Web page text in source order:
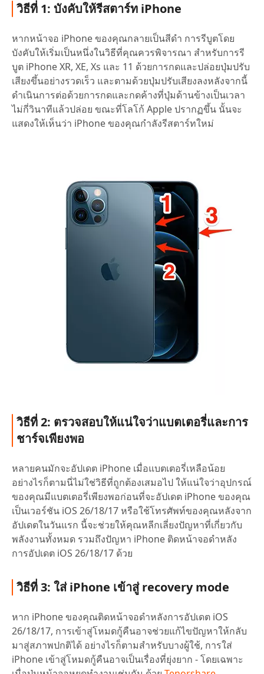
วิธีที่ 1: บังคับให้รีสตาร์ท iPhone
หากหน้าจอ iPhone ของคุณกลายเป็นสีดำ การรีบูตโดย
บังคับให้เริ่มเป็นหนึ่งในวิธีที่คุณควรพิจารณา สำหรับการรี
บูต iPhone XR, XE, Xs และ 11 ด้วยการกดและปล่อยปุ่มปรับ
เสียงขึ้นอย่างรวดเร็ว และตามด้วยปุ่มปรับเสียงลงหลังจากนี้
ดำเนินการต่อด้วยการกดและกดค้างที่ปุ่มด้านข้างเป็นเวลา
ไม่กี่วินาทีแล้วปล่อย ขณะที่โลโก้ Apple ปรากฏขึ้น นั้นจะ
แสดงให้เห็นว่า iPhone ของคุณกำลังรีสตาร์ทใหม่
วิธีที่ 2: ตรวจสอบให้แน่ใจว่าแบตเตอรี่และการ
ชาร์จเพียงพอ
หลายคนมักจะอัปเดต iPhone เมื่อแบตเตอรี่เหลือน้อย
อย่างไรก็ตามนี่ไม่ใช่วิธีที่ถูกต้องเสมอไป ให้แน่ใจว่าอุปกรณ์
ของคุณมีแบตเตอรี่เพียงพอก่อนที่จะอัปเดต iPhone ของคุณ
เป็นเวอร์ชัน iOS 26/18/17 หรือใช้โทรศัพท์ของคุณหลังจาก
อัปเดตในวันแรก นี้จะช่วยให้คุณหลีกเลี่ยงปัญหาที่เกี่ยวกับ
พลังงานทั้งหมด รวมถึงปัญหา iPhone ติดหน้าจอดำหลัง
การอัปเดต iOS 26/18/17 ด้วย
วิธีที่ 3: ใส่ iPhone เข้าสู่ recovery mode
หาก iPhone ของคุณติดหน้าจอดำหลังการอัปเดต iOS
26/18/17, การเข้าสู่โหมดกู้คืนอาจช่วยแก้ไขปัญหาให้กลับ
มาสู่สภาพปกติได้ อย่างไรก็ตามสำหรับบางผู้ใช้, การใส่
iPhone เข้าสู่โหมดกู้คืนอาจเป็นเรื่องที่ยุ่งยาก - โดยเฉพาะ